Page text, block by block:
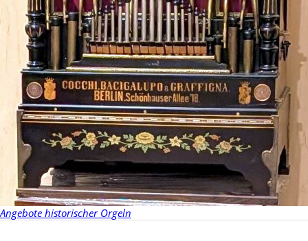
Angebote historischer Orgeln